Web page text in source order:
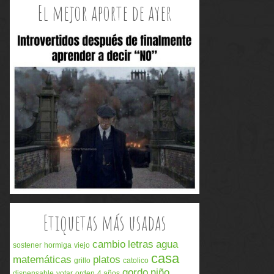
El mejor aporte de ayer
Etiquetas más usadas
sostener hormiga viejo cambio letras agua
matemáticas grillo platos catolico casa